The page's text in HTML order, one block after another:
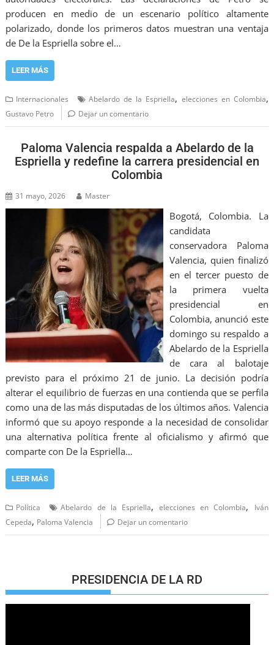
producen en medio de un escenario político altamente
polarizado, donde los primeros datos muestran una ventaja
de De la Espriella sobre el…
LEER MÁS
Internacionales Abelardo de la Espriella, elecciones en Colombia,
Gustavo Petro Dejar un comentario
Paloma Valencia respalda a Abelardo de la
Espriella y redefine la carrera presidencial en
Colombia
31 mayo, 2026 Master
Bogotá, Colombia. La
candidata
conservadora Paloma
Valencia, quien finalizó
en el tercer puesto de
la primera vuelta
presidencial en
Colombia, anunció este
domingo su respaldo a
Abelardo de la Espriella
de cara al balotaje
previsto para el próximo 21 de junio. La decisión podría
alterar el equilibrio de fuerzas en una contienda que se perfila
como una de las más disputadas de los últimos años. Valencia
informó que su apoyo responde a la necesidad de consolidar
una alternativa política frente al oficialismo y afirmó que
comparte con De la Espriella…
LEER MÁS
Política Abelardo de la Espriella,elecciones en Colombia,
Iván
Cepeda, Paloma Valencia Dejar un comentario
PRESIDENCIA DE LA RD